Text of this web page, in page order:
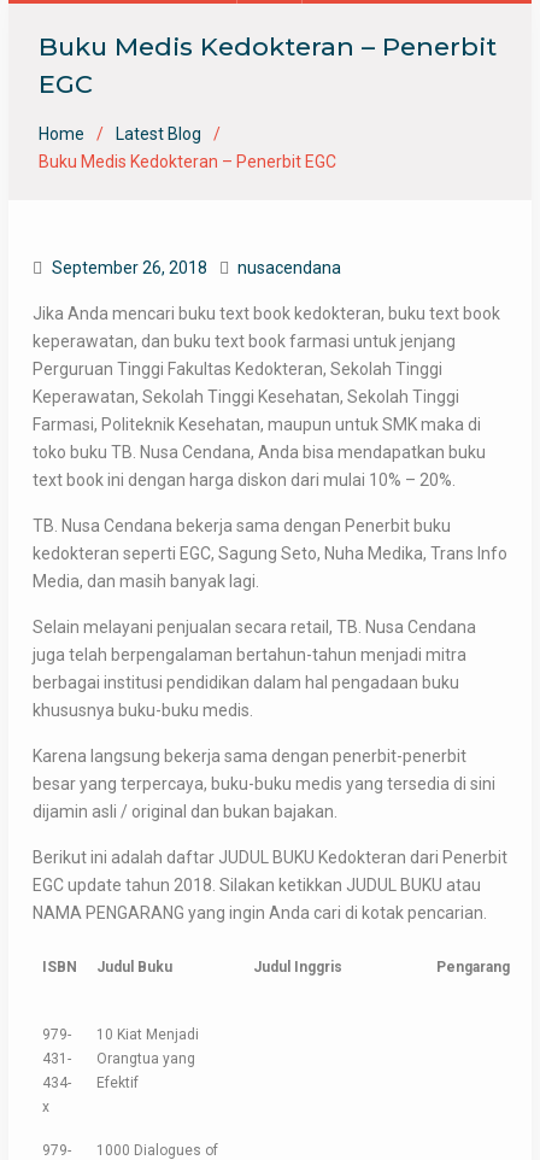
Buku Medis Kedokteran – Penerbit
EGC
Home
Latest Blog
Buku Medis Kedokteran – Penerbit EGC
September 26, 2018 nusacendana
Jika Anda mencari buku text book kedokteran, buku text book
keperawatan, dan buku text book farmasi untuk jenjang
Perguruan Tinggi Fakultas Kedokteran, Sekolah Tinggi
Keperawatan, Sekolah Tinggi Kesehatan, Sekolah Tinggi
Farmasi, Politeknik Kesehatan, maupun untuk SMK maka di
toko buku TB. Nusa Cendana, Anda bisa mendapatkan buku
text book ini dengan harga diskon dari mulai 10% – 20%.
TB. Nusa Cendana bekerja sama dengan Penerbit buku
kedokteran seperti EGC, Sagung Seto, Nuha Medika, Trans Info
Media, dan masih banyak lagi.
Selain melayani penjualan secara retail, TB. Nusa Cendana
juga telah berpengalaman bertahun-tahun menjadi mitra
berbagai institusi pendidikan dalam hal pengadaan buku
khususnya buku-buku medis.
Karena langsung bekerja sama dengan penerbit-penerbit
besar yang terpercaya, buku-buku medis yang tersedia di sini
dijamin asli / original dan bukan bajakan.
Berikut ini adalah daftar JUDUL BUKU Kedokteran dari Penerbit
EGC update tahun 2018. Silakan ketikkan JUDUL BUKU atau
NAMA PENGARANG yang ingin Anda cari di kotak pencarian.
ISBN Judul Buku Judul Inggris Pengarang
979-
431-
434-
x
10 Kiat Menjadi
Orangtua yang
Efektif
979-
1000 Dialogues of